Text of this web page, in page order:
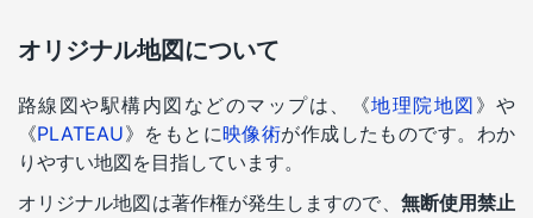
オリジナル地図について
路線図や駅構内図などのマップは、《地理院地図 》や
《PLATEAU》をもとに映像術が作成したものです。わか
りやすい地図を目指しています。
オリジナル地図は著作権が発生しますので、 無断使用禁止